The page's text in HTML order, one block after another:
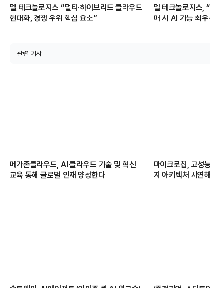
델 테크놀로지스 “멀티·하이브리드 클라우드
현대화, 경쟁 우위 핵심 요소”
델 테크놀로지스,
매 시 AI 기능 최
관련 기사
메가존클라우드, AI·클라우드 기술 및 혁신
교육 통해 글로벌 인재 양성한다
마이크로칩, 고성
지 아키텍처 시연해